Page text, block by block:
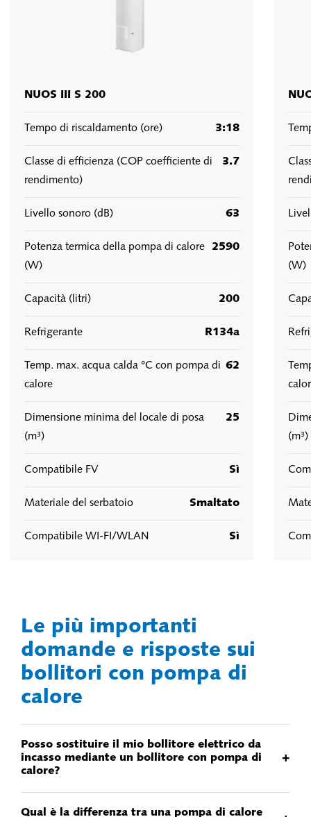
NUOS III S 200
Tempo di riscaldamento (ore) 3:18
Classe di efficienza (COP coefficiente di
rendimento)
3.7
Livello sonoro (dB) 63
Potenza termica della pompa di calore
(W)
2590
Capacità (litri) 200
Refrigerante R134a
Temp. max. acqua calda °C con pompa di
calore
62
Dimensione minima del locale di posa
(m³)
25
Compatibile FV Sì
Materiale del serbatoio Smaltato
Compatibile WI-FI/WLAN Sì
(W)
(m³)
Le più importanti
domande e risposte sui
bollitori con pompa di
calore
Posso sostituire il mio bollitore elettrico da
incasso mediante un bollitore con pompa di
calore?
+
Qual è la differenza tra una pompa di calore